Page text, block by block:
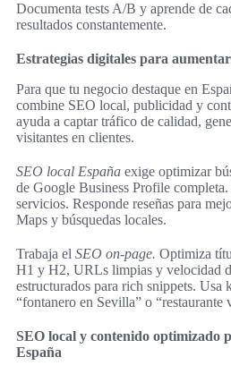
Documenta tests A/B y aprende de
resultados constantemente.
Estrategias digitales para
Para que tu negocio destaque en
combine SEO local, publicidad y
ayuda a captar tráfico de calidad,
visitantes en clientes.
SEO local España exige optimizar
de Google Business Profile
servicios. Responde reseñas para
Maps y búsquedas locales.
Trabaja el SEO on-page. Optimiza
H1 y H2, URLs limpias y velocidad
estructurados para rich snippets.
“fontanero en Sevilla” o “restaurante
SEO local y contenido optimizado
España